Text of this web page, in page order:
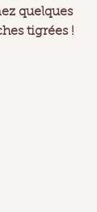
quelques
tigrées !